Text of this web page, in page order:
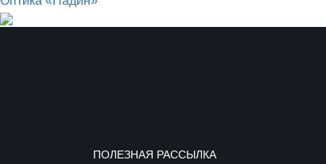
ПОЛЕЗНАЯ РАССЫЛКА